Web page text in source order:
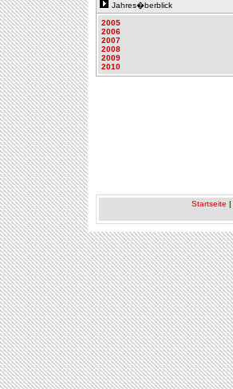
Jahres�berblick
2005
2006
2007
2008
2009
2010
Startseite |